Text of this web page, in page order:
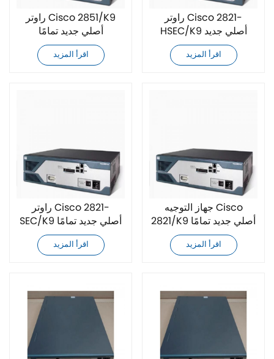
راوتر Cisco 2851/K9
أصلي جديد تمامًا
اقرأ المزيد
راوتر Cisco 2821-
HSEC/K9 أصلي جديد
تمامًا
اقرأ المزيد
راوتر Cisco 2821-
SEC/K9 أصلي جديد تمامًا
اقرأ المزيد
جهاز التوجيه Cisco
2821/K9 أصلي جديد تمامًا
اقرأ المزيد